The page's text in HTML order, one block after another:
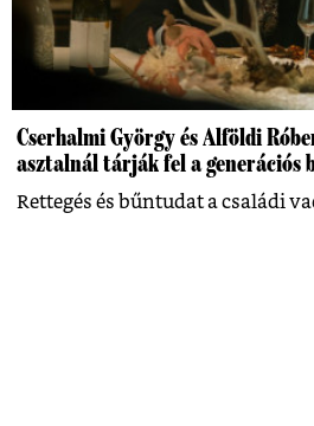
Cserhalmi György és Alföldi
asztalnál tárják fel a generációs
Rettegés és bűntudat a családi